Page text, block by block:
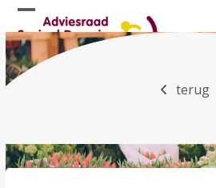
Skip
to
content
Open
mobile
menu
Close
mobile
menu
terug